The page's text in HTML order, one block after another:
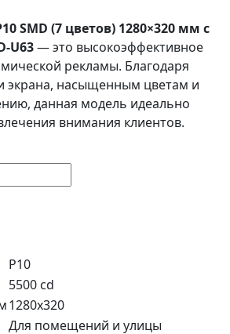
SMD (7 цветов) 1280×320 мм с
U63— это высокоэффективное
рекламы. Благодаря
насыщенным цветам и
данная модель идеально
внимания клиентов.
P10
5500 cd
1280x320
Для помещений и улицы